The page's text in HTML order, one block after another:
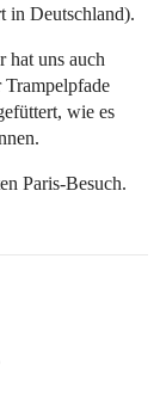
in Deutschland).
hat uns auch
Trampelpfade
wie es
Paris-Besuch.